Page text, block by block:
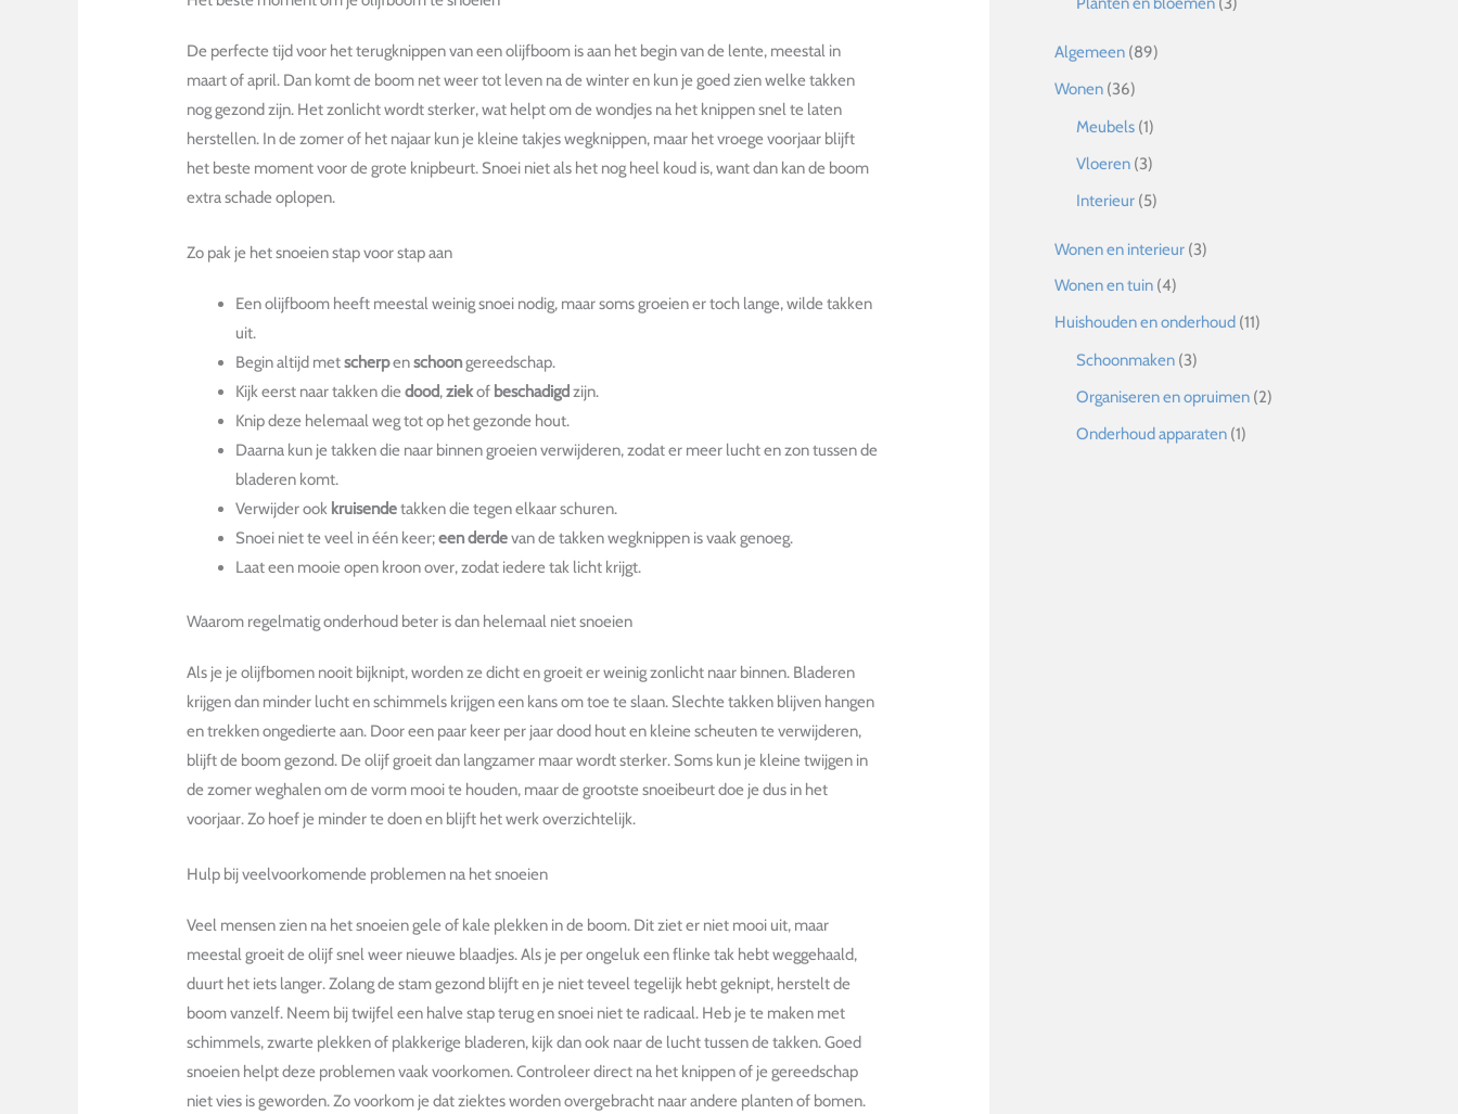
De perfecte tijd voor het terugknippen van een olijfboom is aan het begin van de lente, meestal in
maart of april. Dan komt de boom net weer tot leven na de winter en kun je goed zien welke takken
nog gezond zijn. Het zonlicht wordt sterker, wat helpt om de wondjes na het knippen snel te laten
herstellen. In de zomer of het najaar kun je kleine takjes wegknippen, maar het vroege voorjaar blijft
het beste moment voor de grote knipbeurt. Snoei niet als het nog heel koud is, want dan kan de boom
extra schade oplopen.
Zo pak je het snoeien stap voor stap aan
Een olijfboom heeft meestal weinig snoei nodig, maar soms groeien er toch lange, wilde takken
uit.
Begin altijd metscherpenschoongereedschap.
Kijk eerst naar takken diedood,ziekof beschadigd zijn.
Knip deze helemaal weg tot op het gezonde hout.
Daarna kun je takken die naar binnen groeien verwijderen, zodat er meer lucht en zon tussen de
bladeren komt.
Verwijder ook kruisendetakken die tegen elkaar schuren.
Snoei niet te veel in één keer;een derdevan de takken wegknippen is vaak genoeg.
Laat een mooie open kroon over, zodat iedere tak licht krijgt.
Waarom regelmatig onderhoud beter is dan helemaal niet snoeien
Als je je olijfbomen nooit bijknipt, worden ze dicht en groeit er weinig zonlicht naar binnen. Bladeren
krijgen dan minder lucht en schimmels krijgen een kans om toe te slaan. Slechte takken blijven hangen
en trekken ongedierte aan. Door een paar keer per jaar dood hout en kleine scheuten te verwijderen,
blijft de boom gezond. De olijf groeit dan langzamer maar wordt sterker. Soms kun je kleine twijgen in
de zomer weghalen om de vorm mooi te houden, maar de grootste snoeibeurt doe je dus in het
voorjaar. Zo hoef je minder te doen en blijft het werk overzichtelijk.
Hulp bij veelvoorkomende problemen na het snoeien
Veel mensen zien na het snoeien gele of kale plekken in de boom. Dit ziet er niet mooi uit, maar
meestal groeit de olijf snel weer nieuwe blaadjes. Als je per ongeluk een flinke tak hebt weggehaald,
duurt het iets langer. Zolang de stam gezond blijft en je niet teveel tegelijk hebt geknipt, herstelt de
boom vanzelf. Neem bij twijfel een halve stap terug en snoei niet te radicaal. Heb je te maken met
schimmels, zwarte plekken of plakkerige bladeren, kijk dan ook naar de lucht tussen de takken. Goed
snoeien helpt deze problemen vaak voorkomen. Controleer direct na het knippen of je gereedschap
niet vies is geworden. Zo voorkom je dat ziektes worden overgebracht naar andere planten of bomen.
Algemeen (89)
Wonen (36)
Meubels (1)
Vloeren (3)
Interieur (5)
Wonen en interieur (3)
Wonen en tuin (4)
Huishouden en onderhoud (11)
Schoonmaken (3)
Organiseren en opruimen (2)
Onderhoud apparaten (1)